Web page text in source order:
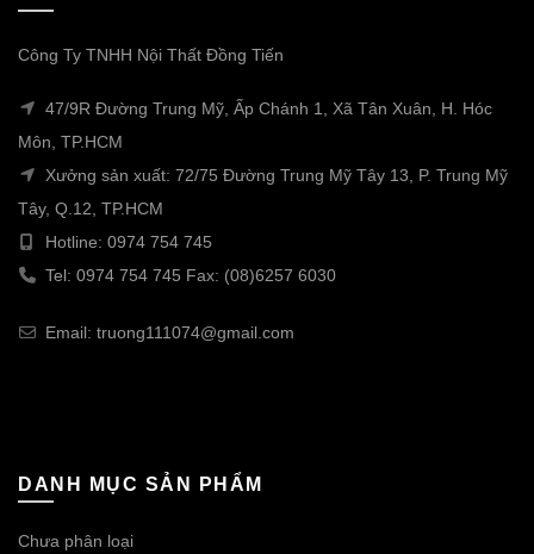
Công Ty TNHH Nội Thất Đồng Tiến
47/9R Đường Trung Mỹ, Ấp Chánh 1, Xã Tân Xuân, H. Hóc
Môn, TP.HCM
Xưởng sản xuất: 72/75 Đường Trung Mỹ Tây 13, P. Trung Mỹ
Tây, Q.12, TP.HCM
Hotline: 0974 754 745
Tel: 0974 754 745 Fax: (08)6257 6030
Email: truong111074@gmail.com
DANH MỤC SẢN PHẨM
Chưa phân loại